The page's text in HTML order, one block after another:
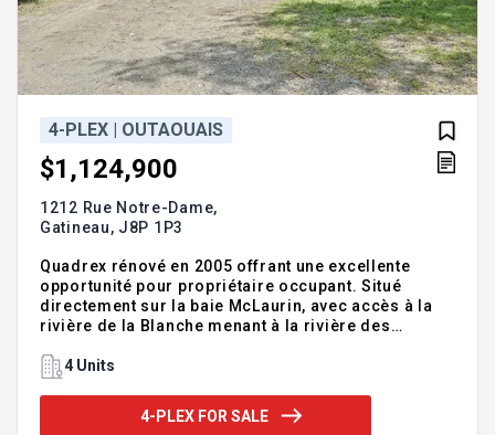
4-PLEX | OUTAOUAIS
$1,124,900
1212 Rue Notre-Dame,
Gatineau, J8P 1P3
Quadrex rénové en 2005 offrant une excellente
opportunité pour propriétaire occupant. Situé
directement sur la baie McLaurin, avec accès à la
rivière de la Blanche menant à la rivière des
subvention de l'OHO. Garage simple pour le
logement principale. Environnement paisible et
naturel, idéal pour les amateurs de plein air.
Observation fréquente de la faune locale : tortues
4 Units
4-PLEX FOR SALE